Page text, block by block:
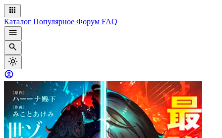
Каталог Популярное Форум FAQ